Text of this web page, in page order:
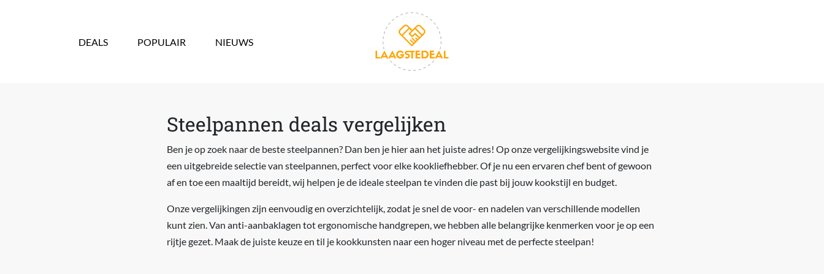
DEALS POPULAIR NIEUWS
Steelpannen deals vergelijken
Ben je op zoek naar de beste steelpannen? Dan ben je hier aan het juiste adres! Op onze vergelijkingswebsite vind je
een uitgebreide selectie van steelpannen, perfect voor elke kookliefhebber. Of je nu een ervaren chef bent of gewoon
af en toe een maaltijd bereidt, wij helpen je de ideale steelpan te vinden die past bij jouw kookstijl en budget.
Onze vergelijkingen zijn eenvoudig en overzichtelijk, zodat je snel de voor- en nadelen van verschillende modellen
kunt zien. Van anti-aanbaklagen tot ergonomische handgrepen, we hebben alle belangrijke kenmerken voor je op een
rijtje gezet. Maak de juiste keuze en til je kookkunsten naar een hoger niveau met de perfecte steelpan!